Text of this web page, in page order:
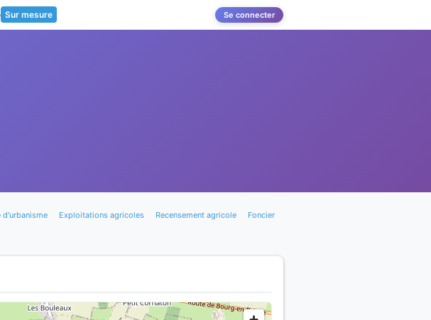
Sur mesure Se connecter
d'urbanisme Exploitations agricoles Recensement agricole
Foncier